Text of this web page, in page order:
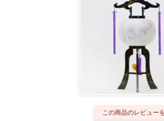
この商品のレビュー